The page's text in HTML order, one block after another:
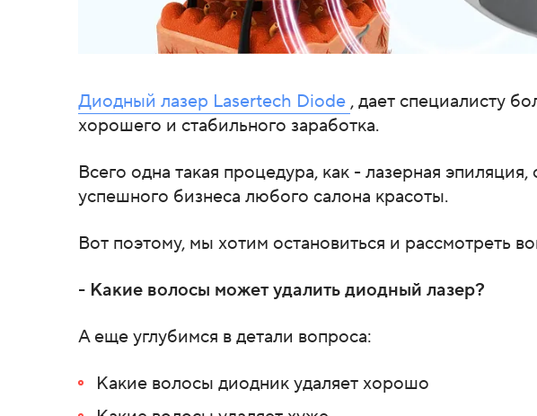
Диодный лазер Lasertech Diode , дает специалисту
хорошего и стабильного заработка.
Всего одна такая процедура, как - лазерная
успешного бизнеса любого салона красоты.
Вот поэтому, мы хотим остановиться и рассмотреть
- Какие волосы может удалить диодный лазер?
А еще углубимся в детали вопроса:
Какие волосы диодник удаляет хорошо